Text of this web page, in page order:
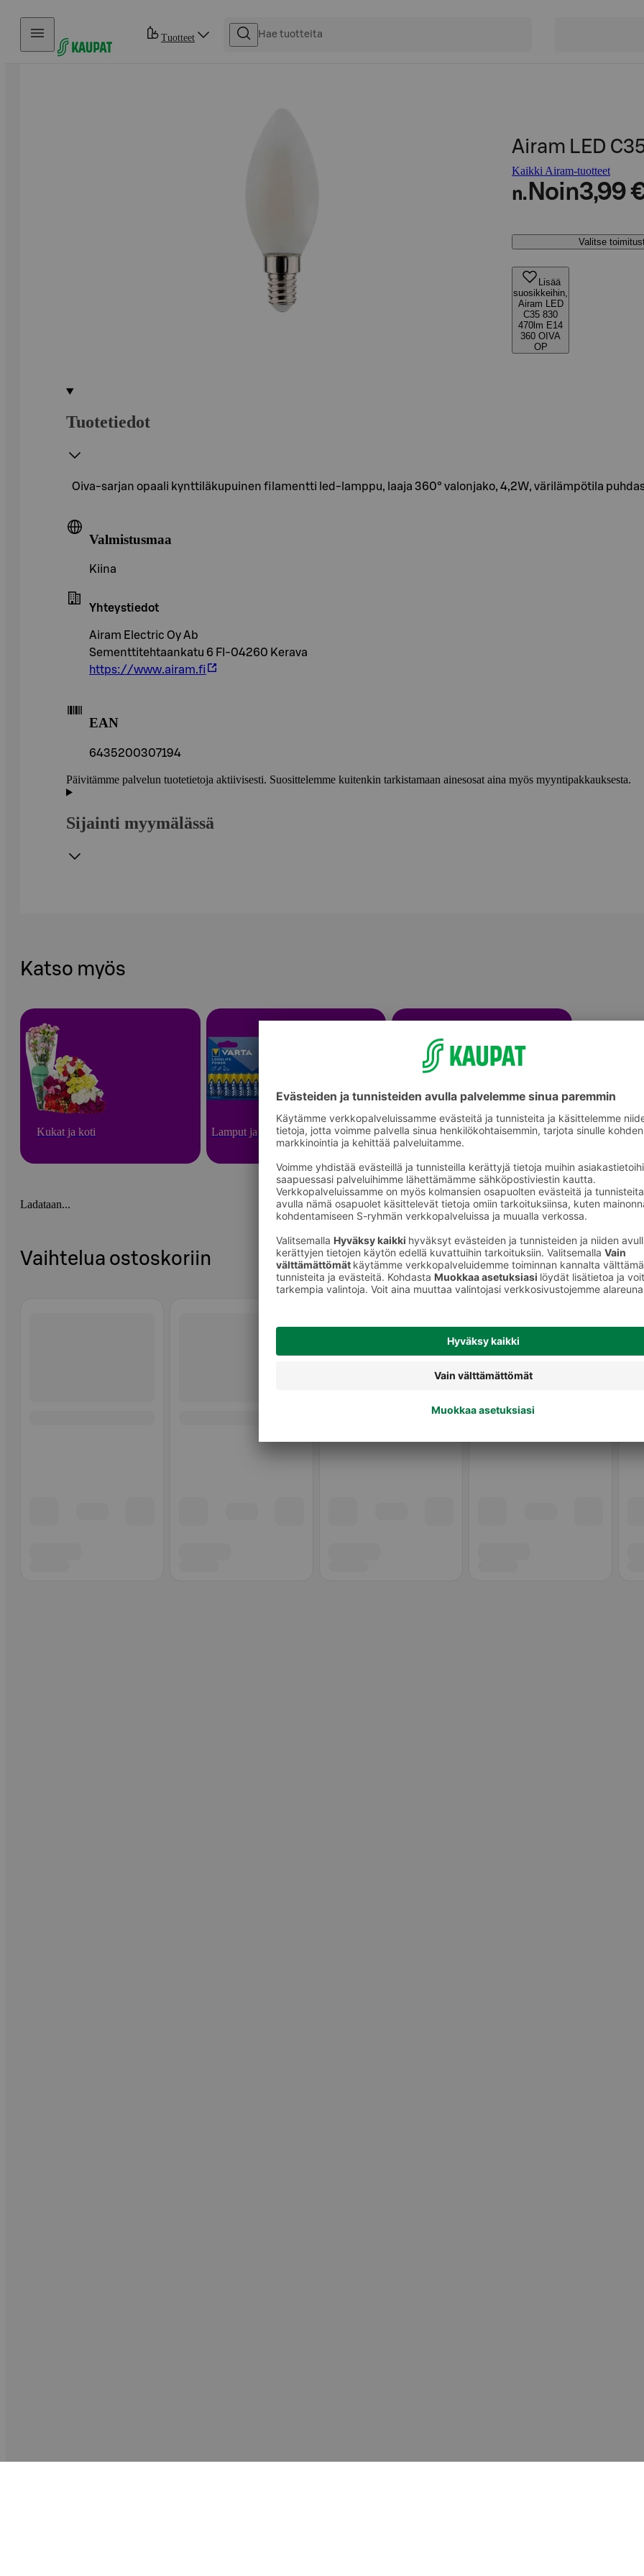
Hyppää sisältöön
Tuotteet
Airam LED
Kaikki Airam-tuotteet
n. Noin3,99
Valitse
Lisää
suosikkeihin,
Airam LED
C35 830
470lm E14
360 OIVA
OP
Tuotetiedot
Oiva-sarjan opaali kynttiläkupuinen filamentti led-lamppu, laaja 360° valonjako, 4,2W, värilämpötila
Valmistusmaa
Kiina
Yhteystiedot
Airam Electric Oy Ab
Sementtitehtaankatu 6 FI-04260 Kerava
https://www.airam.fi
EAN
6435200307194
Päivitämme palvelun tuotetietoja aktiivisesti. Suosittelemme kuitenkin tarkistamaan ainesosat aina myös myyntipakkauksesta.
Sijainti myymälässä
Katso myös
Kukat ja koti Lamput ja paristot Lamput
Ladataan...
Vaihtelua ostoskoriin